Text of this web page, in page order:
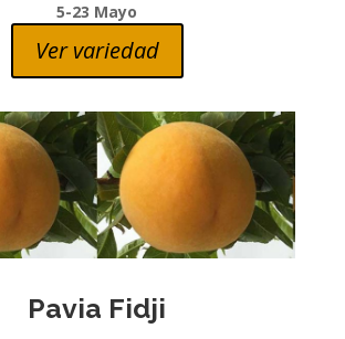
5-23 Mayo
Ver variedad
Pavia Fidji